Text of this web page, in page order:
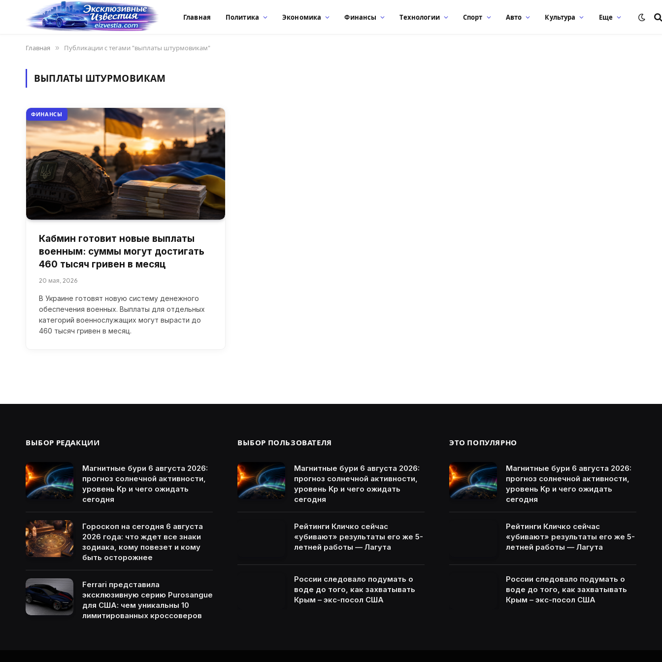
Главная Политика Экономика Финансы Технологии Спорт Авто Культура Еще
Главная » Публикации с тегами "выплаты штурмовикам"
ВЫПЛАТЫ ШТУРМОВИКАМ
ФИНАНСЫ
Кабмин готовит новые выплаты
военным: суммы могут достигать
460 тысяч гривен в месяц
20 мая, 2026
В Украине готовят новую систему денежного
обеспечения военных. Выплаты для отдельных
категорий военнослужащих могут вырасти до
460 тысяч гривен в месяц.
ВЫБОР РЕДАКЦИИ
Магнитные бури 6 августа 2026:
прогноз солнечной активности,
уровень Kp и чего ожидать
сегодня
Гороскоп на сегодня 6 августа
2026 года: что ждет все знаки
зодиака, кому повезет и кому
быть осторожнее
Ferrari представила
эксклюзивную серию Purosangue
для США: чем уникальны 10
лимитированных кроссоверов
ВЫБОР ПОЛЬЗОВАТЕЛЯ
Магнитные бури 6 августа 2026:
прогноз солнечной активности,
уровень Kp и чего ожидать
сегодня
Рейтинги Кличко сейчас
«убивают» результаты его же 5-
летней работы — Лагута
России следовало подумать о
воде до того, как захватывать
Крым – экс-посол США
ЭТО ПОПУЛЯРНО
Магнитные бури 6 августа 2026:
прогноз солнечной активности,
уровень Kp и чего ожидать
сегодня
Рейтинги Кличко сейчас
«убивают» результаты его же 5-
летней работы — Лагута
России следовало подумать о
воде до того, как захватывать
Крым – экс-посол США